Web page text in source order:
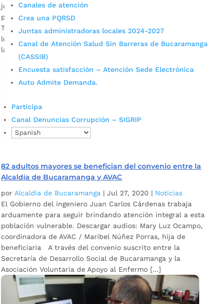
Canales de atención
Crea una PQRSD
Juntas administradoras locales 2024-2027
Canal de Atención Salud Sin Barreras de Bucaramanga
(CASSIB)
Encuesta satisfacción – Atención Sede Electrónica
Auto Admite Demanda.
Participa
Canal Denuncias Corrupción – SIGRIP
julio, el Día Mundial de lucha contra la trata de
personas. Este lunes, desde las 8:00: a.m., el Bus de la
Tolerancia recorrerá el norte de la ciudad sensibilizando a
los bumangueses acerca de este flagelo que sigue estando
latente, más aún con […]
82 adultos mayores se benefician del convenio entre la
Alcaldía de Bucaramanga y AVAC
por Alcaldía de Bucaramanga |Jul 27, 2020 | Noticias
El Gobierno del ingeniero Juan Carlos Cárdenas trabaja
arduamente para seguir brindando atención integral a esta
población vulnerable. Descargar audios: Mary Luz Ocampo,
coordinadora de AVAC / Maribel Núñez Porras, hija de
beneficiaria A través del convenio suscrito entre la
Secretaría de Desarrollo Social de Bucaramanga y la
Asociación Voluntaria de Apoyo al Enfermo […]